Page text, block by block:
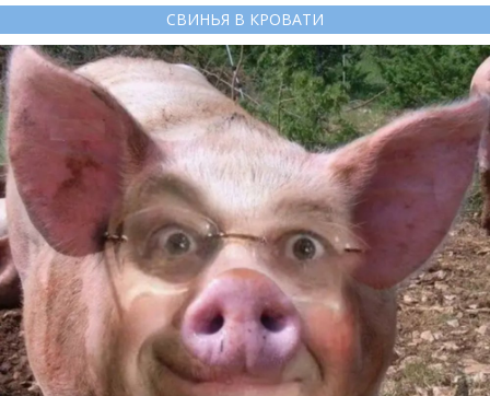
СВИНЬЯ В КРОВАТИ